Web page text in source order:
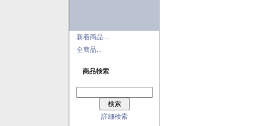
新着商品...
全商品...
商品検索
詳細検索